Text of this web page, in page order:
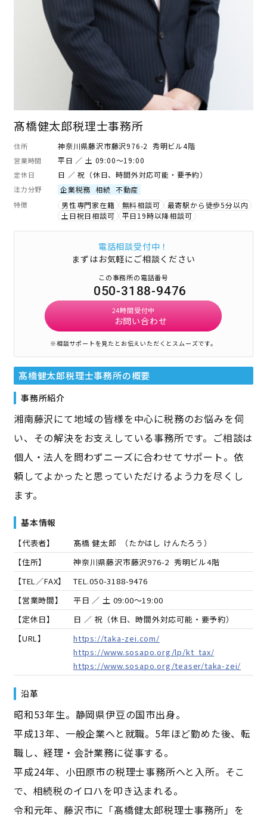
髙橋健太郎税理士事務所
住所 神奈川県藤沢市藤沢976-2 秀明ビル4階
営業時間 平日 ／ 土 09:00～19:00
定休日 日 ／ 祝（休日、時間外対応可能・要予約）
注力分野 企業税務 相続 不動産
特徴 男性専門家在籍 無料相談可
最寄駅から徒歩5分以内
土日祝日相談可
平日19時以降相談可
電話相談受付中！
まずはお気軽にご相談ください
この事務所の電話番号
050-3188-9476
24時間受付中
お問い合わせ
※相談サポートを見たとお伝えいただくとスムーズです。
髙橋健太郎税理士事務所の概要
事務所紹介
湘南藤沢にて地域の皆様を中心に税務のお悩みを伺
い、その解決をお支えしている事務所です。ご相談は
個人・法人を問わずニーズに合わせてサポート。依
頼してよかったと思っていただけるよう力を尽くし
ます。
基本情報
【代表者】 髙橋 健太郎 （たかはし けんたろう）
【住所】
神奈川県藤沢市藤沢976-2 秀明ビル4階
【TEL／FAX】
TEL.050-3188-9476
【営業時間】
平日 ／ 土 09:00～19:00
【定休日】
日 ／ 祝（休日、時間外対応可能・要予約）
【URL】
https://taka-zei.com/
https://www.sosapo.org/lp/kt_tax/
https://www.sosapo.org/teaser/taka-zei/
沿革
昭和53年生。静岡県伊豆の国市出身。
平成13年、一般企業へと就職。5年ほど勤めた後、転
職し、経理・会計業務に従事する。
平成24年、小田原市の税理士事務所へと入所。そこ
で、相続税のイロハを叩き込まれる。
令和元年、藤沢市に「髙橋健太郎税理士事務所」を